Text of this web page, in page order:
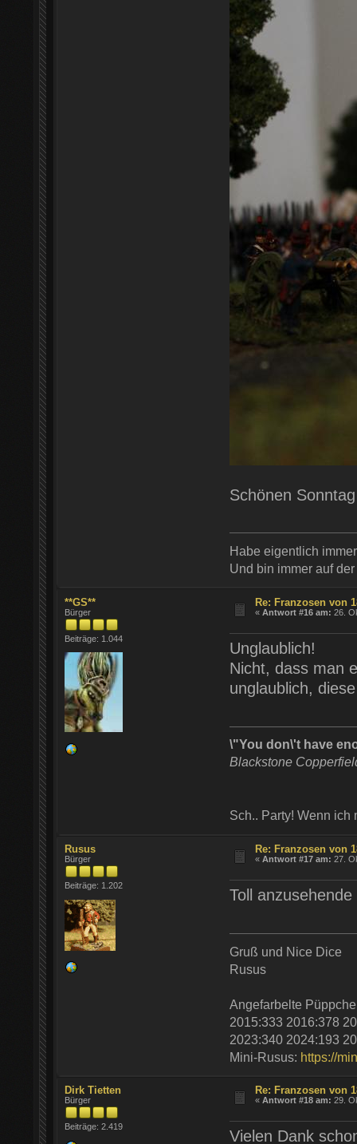
Schönen
Habe eigentlich
Und bin immer auf
**GS**
Bürger
Beiträge: 1.044
Re: Franzosen von
«Antwort #16 am: 26.
Unglaublich!
Nicht, dass man
unglaublich,
\"You don\'t have
Blackstone
Sch.. Party! Wenn ich
Rusus
Bürger
Beiträge: 1.202
Re: Franzosen von
«Antwort #17 am: 27.
Toll
Gruß und Nice Dice
Rusus
Angefarbelte
2015:333 2016:378
2023:340 2024:193
Mini-Rusus: https://
Dirk Tietten
Bürger
Beiträge: 2.419
Re: Franzosen von
«Antwort #18 am: 29.
Vielen Dank